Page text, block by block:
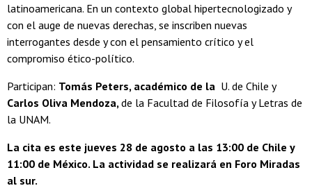
latinoamericana. En un contexto global hipertecnologizado y
con el auge de nuevas derechas, se inscriben nuevas
interrogantes desde y con el pensamiento crítico y el
compromiso ético-político.
Participan: Tomás Peters, académico de la U. de Chile y
Carlos Oliva Mendoza, de la Facultad de Filosofía y Letras de
la UNAM.
La cita es este jueves 28 de agosto a las 13:00 de Chile y
11:00 de México. La actividad se realizará en Foro Miradas
al sur.